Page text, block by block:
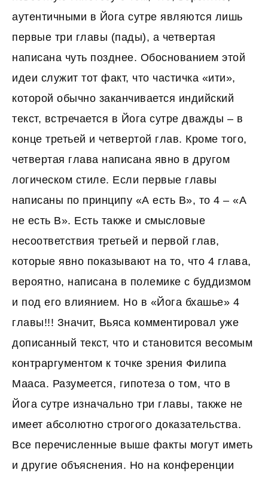
аутентичными в Йога сутре являются лишь
первые три главы (пады), а четвертая
написана чуть позднее. Обоснованием этой
идеи служит тот факт, что частичка «ити»,
которой обычно заканчивается индийский
текст, встречается в Йога сутре дважды – в
конце третьей и четвертой глав. Кроме того,
четвертая глава написана явно в другом
логическом стиле. Если первые главы
написаны по принципу «А есть В», то 4 – «А
не есть В». Есть также и смысловые
несоответствия третьей и первой глав,
которые явно показывают на то, что 4 глава,
вероятно, написана в полемике с буддизмом
и под его влиянием. Но в «Йога бхашье» 4
главы!!! Значит, Вьяса комментировал уже
дописанный текст, что и становится весомым
контраргументом к точке зрения Филипа
Мааса. Разумеется, гипотеза о том, что в
Йога сутре изначально три главы, также не
имеет абсолютно строгого доказательства.
Все перечисленные выше факты могут иметь
и другие объяснения. Но на конференции